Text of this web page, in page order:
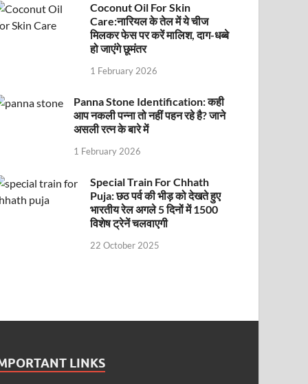
Coconut Oil For Skin
Care:नारियल के तेल में ये चीज
मिलकर फेस पर करें मालिश, दाग-धब्बे
हो जाएंगे छूमंतर
1 February 2026
Panna Stone Identification: कही
आप नकली पन्ना तो नहीं पहन रहे है? जाने
असली रत्न के बारे में
1 February 2026
Special Train For Chhath
Puja: छठ पर्व की भीड़ को देखते हुए
भारतीय रेल अगले 5 दिनों में 1500
विशेष ट्रेनें चलवाएगी
22 October 2025
LINKS